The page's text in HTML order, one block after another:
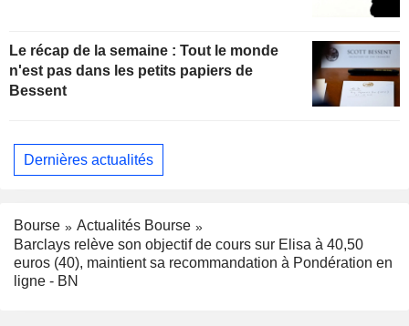
Le récap de la semaine : Tout le monde
n'est pas dans les petits papiers de
Bessent
Dernières actualités
Bourse
Actualités Bourse
Barclays relève son objectif de cours sur Elisa à 40,50
euros (40), maintient sa recommandation à Pondération en
ligne - BN